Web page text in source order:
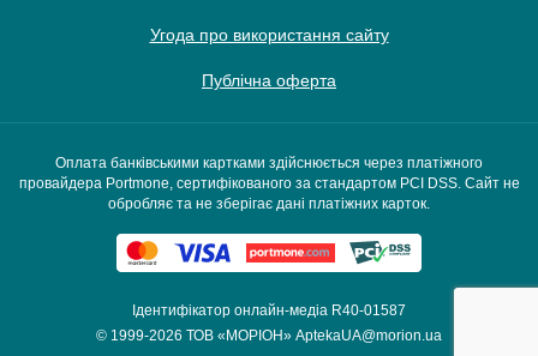
Угода про використання сайту
Публічна оферта
Ідентифікатор онлайн-медіа R40-01587
© 1999-2026 ТОВ «МОРІОН» AptekaUA@morion.ua
Оплата банківськими картками здійснюється через платіжного
провайдера Portmone, сертифікованого за стандартом PCI DSS. Сайт не
обробляє та не зберігає дані платіжних карток.